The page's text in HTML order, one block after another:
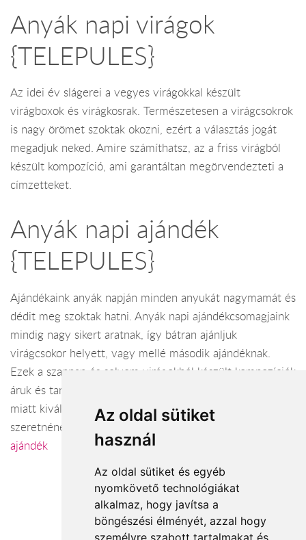
Az oldal sütiket
használ
Az oldal sütiket és egyéb
nyomkövető technológiákat
alkalmaz, hogy javítsa a
böngészési élményét, azzal hogy
személyre szabott tartalmakat és
Anyák napi virágok
{TELEPULES}
Az idei év slágerei a vegyes virágokkal készült
virágboxok és virágkosrak. Természetesen a virágcsokrok
is nagy örömet szoktak okozni, ezért a választás jogát
megadjuk neked. Amire számíthatsz, az a friss virágból
készült kompozíció, ami garantáltan megörvendezteti a
címzetteket.
Anyák napi ajándék
{TELEPULES}
Ajándékaink anyák napján minden anyukát nagymamát és
dédit meg szoktak hatni. Anyák napi ajándékcsomagjaink
mindig nagy sikert aratnak, így bátran ajánljuk
virágcsokor helyett, vagy mellé második ajándéknak.
Ezek a szappan és selyem virágokból készült kompozíciók
áruk és tartósságuk, valamint szépségük és egyediségük
miatt kiváló választás mindazoknak, akik különlegeset
szeretnének ajándékozni anyák napjára.
ajándék
Elfogadott fizetési módok